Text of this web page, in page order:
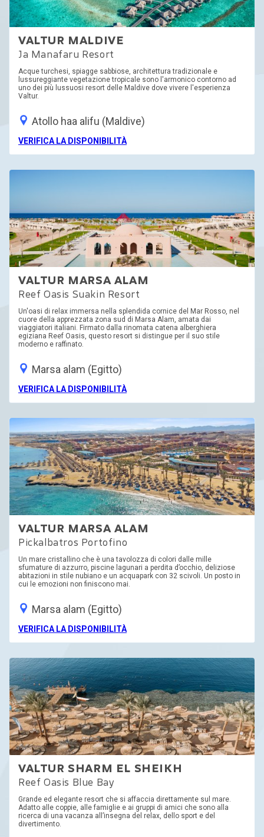
VALTUR MALDIVE
Ja Manafaru Resort
Acque turchesi, spiagge sabbiose, architettura tradizionale e
lussureggiante vegetazione tropicale sono l'armonico contorno ad
uno dei più lussuosi resort delle Maldive dove vivere l'esperienza
Valtur.
Atollo haa alifu (Maldive)
VERIFICA LA DISPONIBILITÀ
VALTUR MARSA ALAM
Reef Oasis Suakin Resort
Un'oasi di relax immersa nella splendida cornice del Mar Rosso, nel
cuore della apprezzata zona sud di Marsa Alam, amata dai
viaggiatori italiani. Firmato dalla rinomata catena alberghiera
egiziana Reef Oasis, questo resort si distingue per il suo stile
moderno e raffinato.
Marsa alam (Egitto)
VERIFICA LA DISPONIBILITÀ
VALTUR MARSA ALAM
Pickalbatros Portofino
Un mare cristallino che è una tavolozza di colori dalle mille
sfumature di azzurro, piscine lagunari a perdita d’occhio, deliziose
abitazioni in stile nubiano e un acquapark con 32 scivoli. Un posto in
cui le emozioni non finiscono mai.
Marsa alam (Egitto)
VERIFICA LA DISPONIBILITÀ
VALTUR SHARM EL SHEIKH
Reef Oasis Blue Bay
Grande ed elegante resort che si affaccia direttamente sul mare.
Adatto alle coppie, alle famiglie e ai gruppi di amici che sono alla
ricerca di una vacanza all’insegna del relax, dello sport e del
divertimento.